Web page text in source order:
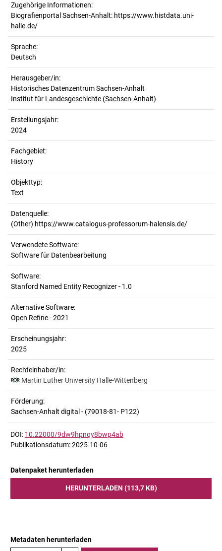
Zugehörige Informationen:
Biografienportal Sachsen-Anhalt: https://www.histdata.uni-
halle.de/
Sprache:
Deutsch
Herausgeber/in:
Historisches Datenzentrum Sachsen-Anhalt
Institut für Landesgeschichte (Sachsen-Anhalt)
Erstellungsjahr:
2024
Fachgebiet:
History
Objekttyp:
Text
Datenquelle:
(Other) https://www.catalogus-professorum-halensis.de/
Verwendete Software:
Software für Datenbearbeitung
Software:
Stanford Named Entity Recognizer - 1.0
Alternative Software:
Open Refine - 2021
Erscheinungsjahr:
2025
Rechteinhaber/in:
Martin Luther University Halle-Wittenberg
Förderung:
Sachsen-Anhalt digital - (79018-81- P122)
DOI: 10.22000/9dw9hpnqy8bwp4ab
Publikationsdatum: 2025-10-06
Datenpaket herunterladen
HERUNTERLADEN (113,7 KB)
Metadaten herunterladen